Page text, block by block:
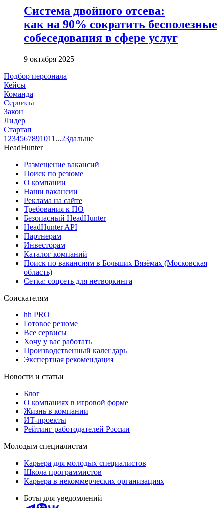
Система двойного отсева:
как на 90% сократить бесполезные
собеседования в сфере услуг
9 октября 2025
Подбор персонала
Кейсы
Команда
Сервисы
Закон
Лидер
Стартап
1 234567891011 ...23дальше
HeadHunter
Размещение вакансий
Поиск по резюме
О компании
Наши вакансии
Реклама на сайте
Требования к ПО
Безопасный HeadHunter
HeadHunter API
Партнерам
Инвесторам
Каталог компаний
Поиск по вакансиям в Больших Вязёмах (Московская
область)
Сетка: соцсеть для нетворкинга
Соискателям
hh PRO
Готовое резюме
Все сервисы
Хочу у вас работать
Производственный календарь
Экспертная рекомендация
Новости и статьи
Блог
О компаниях в игровой форме
Жизнь в компании
ИТ-проекты
Рейтинг работодателей России
Молодым специалистам
Карьера для молодых специалистов
Школа программистов
Карьера в некоммерческих организациях
Боты для уведомлений